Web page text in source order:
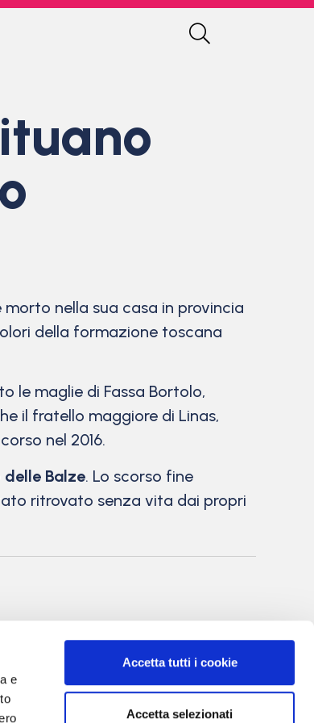
e
Accetta tutti i cookie
Accetta selezionati
nella sua casa in provincia
della formazione toscana
le maglie di Fassa Bortolo,
il fratello maggiore di Linas,
nel 2016.
Balze. Lo scorso fine
ritrovato senza vita dai propri
&